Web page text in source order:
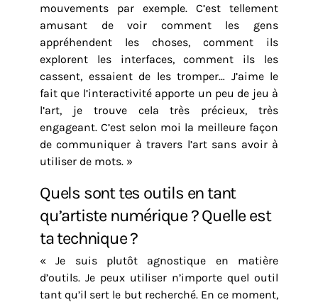
mouvements par exemple. C’est tellement
amusant de voir comment les gens
appréhendent les choses, comment ils
explorent les interfaces, comment ils les
cassent, essaient de les tromper… J’aime le
fait que l’interactivité apporte un peu de jeu à
l’art, je trouve cela très précieux, très
engageant. C’est selon moi la meilleure façon
de communiquer à travers l’art sans avoir à
utiliser de mots. »
Quels sont tes outils en tant
qu’artiste numérique ? Quelle est
ta technique ?
« Je suis plutôt agnostique en matière
d’outils. Je peux utiliser n’importe quel outil
tant qu’il sert le but recherché. En ce moment,